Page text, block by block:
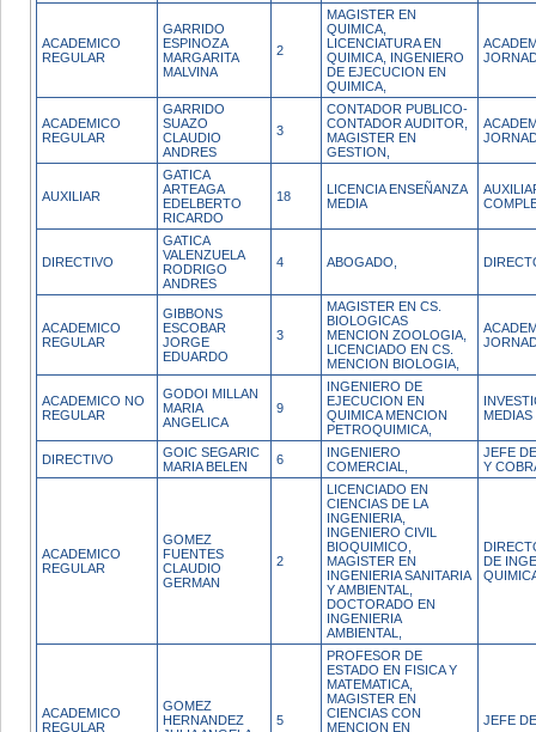
ACADEMICO
REGULAR
GARRIDO
ESPINOZA
MARGARITA
MALVINA
2
MAGISTER EN
QUIMICA,
LICENCIATURA EN
QUIMICA, INGENIERO
DE EJECUCION EN
QUIMICA,
ACADEMICO
REGULAR
GARRIDO
SUAZO
CLAUDIO
ANDRES
3
CONTADOR PUBLICO-
CONTADOR AUDITOR,
MAGISTER EN
GESTION,
AUXILIAR
GATICA
ARTEAGA
EDELBERTO
RICARDO
18
LICENCIA ENSEÑANZA
MEDIA
DIRECTIVO
GATICA
VALENZUELA
RODRIGO
ANDRES
4 ABOGADO,
ACADEMICO
REGULAR
GIBBONS
ESCOBAR
JORGE
EDUARDO
3
MAGISTER EN CS.
BIOLOGICAS
MENCION ZOOLOGIA,
LICENCIADO EN CS.
MENCION BIOLOGIA,
ACADEMICO NO
REGULAR
GODOI MILLAN
MARIA
ANGELICA
9
INGENIERO DE
EJECUCION EN
QUIMICA MENCION
PETROQUIMICA,
DIRECTIVO
GOIC SEGARIC
MARIA BELEN
6
INGENIERO
COMERCIAL,
JEFE
Y
ACADEMICO
REGULAR
GOMEZ
FUENTES
CLAUDIO
GERMAN
2
LICENCIADO EN
CIENCIAS DE LA
INGENIERIA,
INGENIERO CIVIL
BIOQUIMICO,
MAGISTER EN
INGENIERIA SANITARIA
Y AMBIENTAL,
DOCTORADO EN
INGENIERIA
AMBIENTAL,
DE
ACADEMICO
REGULAR
GOMEZ
HERNANDEZ
5
PROFESOR DE
ESTADO EN FISICA Y
MATEMATICA,
MAGISTER EN
CIENCIAS CON
MENCION EN
JEFE